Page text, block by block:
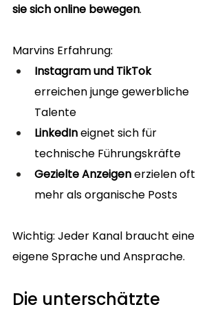
sie sich online bewegen.
Marvins Erfahrung:
Instagram und TikTok
erreichen junge gewerbliche
Talente
LinkedIn eignet sich für
technische Führungskräfte
Gezielte Anzeigen erzielen oft
mehr als organische Posts
Wichtig: Jeder Kanal braucht eine
eigene Sprache und Ansprache.
Die unterschätzte